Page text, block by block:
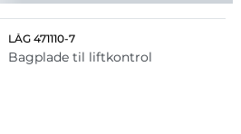
LÅG 471110-7
Bagplade til liftkontrol